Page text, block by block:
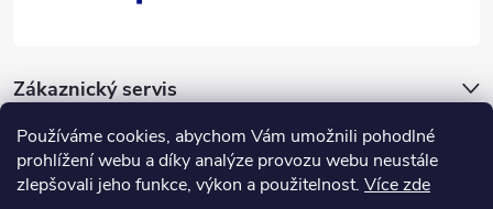
Používáme cookies, abychom Vám umožnili pohodlné
prohlížení webu a díky analýze provozu webu neustále
zlepšovali jeho funkce, výkon a použitelnost. Více zde
Zákaznický servis
Novinky